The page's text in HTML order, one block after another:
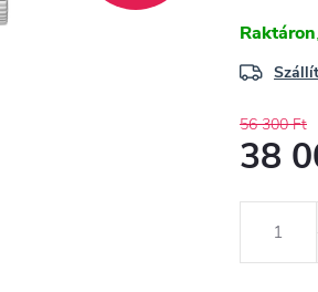
Raktáron
56 300 Ft
38